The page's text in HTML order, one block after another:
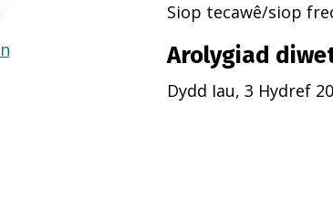
Siop tecawê/siop
Arolygiad
Dydd Iau, 3 Hydref